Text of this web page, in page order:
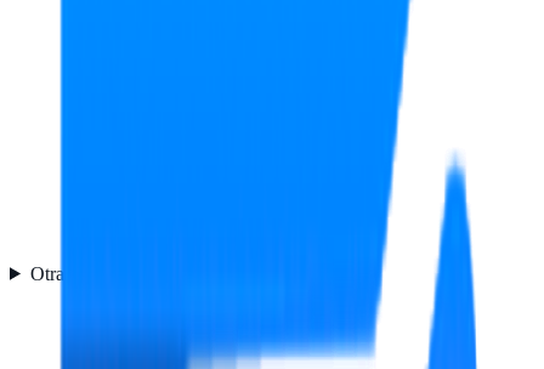
Otras características